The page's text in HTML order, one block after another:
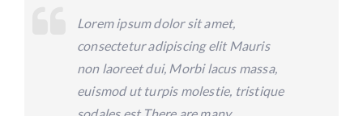
Lorem ipsum dolor sit amet,
consectetur adipiscing elit Mauris
non laoreet dui, Morbi lacus massa,
euismod ut turpis molestie, tristique